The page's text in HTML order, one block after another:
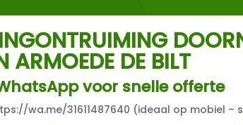
ARMOEDE DE BILT
voor snelle offerte
wa.me/31611487640 (ideaal op mobiel –